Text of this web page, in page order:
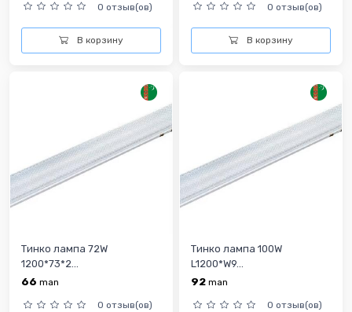
0 отзыв(ов)
В корзину
0 отзыв(ов)
В корзину
Тинко лампа 72W
1200*73*2...
66 man
0 отзыв(ов)
Тинко лампа 100W
L1200*W9...
92 man
0 отзыв(ов)